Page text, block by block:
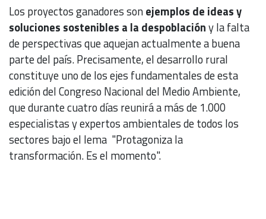
Los proyectos ganadores sonejemplos de ideas y
soluciones sostenibles a la despoblacióny la falta
de perspectivas que aquejan actualmente a buena
parte del país. Precisamente, el desarrollo rural
constituye uno de los ejes fundamentales de esta
edición del Congreso Nacional del Medio Ambiente,
que durante cuatro días reunirá a más de 1.000
especialistas y expertos ambientales de todos los
sectores bajo el lema "Protagoniza la
transformación. Es el momento".